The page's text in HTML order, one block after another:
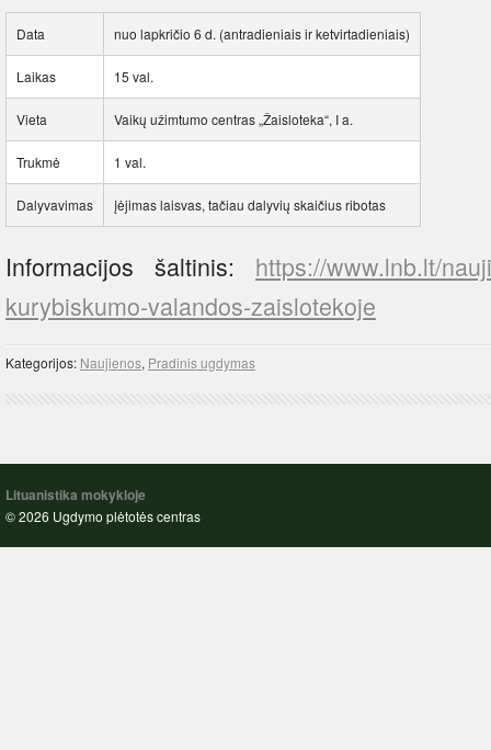
Data nuo lapkričio 6 d. (antradieniais ir ketvirtadieniais)
Laikas 15 val.
Vieta Vaikų užimtumo centras „Žaisloteka“, I a.
Trukmė 1 val.
Dalyvavimas įėjimas laisvas, tačiau dalyvių skaičius ribotas
Informacijos šaltinis: https://www.lnb.lt/
kurybiskumo-valandos-zaislotekoje
Kategorijos: Naujienos, Pradinis ugdymas
Lituanistika mokykloje
© 2026 Ugdymo plėtotės centras